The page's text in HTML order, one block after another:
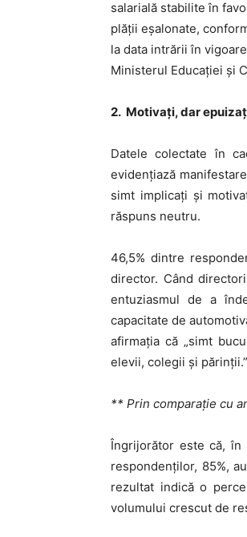
salarială stabilite în
plății eșalonate,
la data intrării în
Ministerul Educației și
2. Motivați, dar
Datele colectate în
evidențiază
simt implicați și
răspuns neutru.
46,5% dintre
director. Când
entuziasmul de a
capacitate de
afirmația că „simt
elevii, colegii și părinții.”
** Prin comparație cu
Îngrijorător este că, în
respondenților, 85%,
rezultat indică o
volumului crescut de